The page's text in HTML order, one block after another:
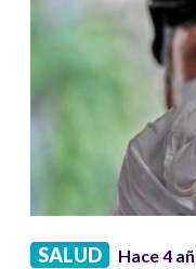
SALUD Hace 4